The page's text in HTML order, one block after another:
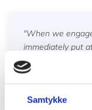
Samtykke
"When we
immediately put
approachable